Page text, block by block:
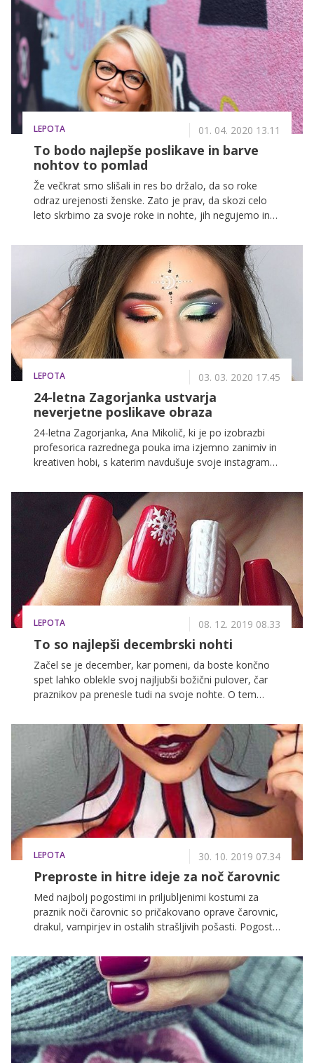
LEPOTA 01. 04. 2020 13.11
To bodo najlepše poslikave in barve
nohtov to pomlad
Že večkrat smo slišali in res bo držalo, da so roke
odraz urejenosti ženske. Zato je prav, da skozi celo
leto skrbimo za svoje roke in nohte, jih negujemo in
in zato se lahko poigramo tudi z barvami na nohtkih,
nenazadnje tudi modni trendi nakazujejo, da je
drznost prisotna ne samo pri oblačilih ampak tudi pri
izbiri barv za nohtke. O tem, kakšni bodo trendi to
pomlad, smo se pogovarjali s strokovnjakinjo za
nohte Saško Fajfar.
LEPOTA 03. 03. 2020 17.45
24-letna Zagorjanka ustvarja
neverjetne poslikave obraza
24-letna Zagorjanka, Ana Mikolič, ki je po izobrazbi
profesorica razrednega pouka ima izjemno zanimiv in
kreativen hobi, s katerim navdušuje svoje instagram
stopničko višje in se začela zabavati s poslikavami
LEPOTA 08. 12. 2019 08.33
To so najlepši decembrski nohti
Začel se je december, kar pomeni, da boste končno
spet lahko oblekle svoj najljubši božični pulover, čar
praznikov pa prenesle tudi na svoje nohte. O tem
lepotne smernice to sezono, smo poklepetali s
strokovnjakinjo za nohte Saško Fajfer, ki nam je
zaupala, da brez klaisčne rdeče tudi letos ne bo šlo!
LEPOTA 30. 10. 2019 07.34
Preproste in hitre ideje za noč čarovnic
Med najbolj pogostimi in priljubljenimi kostumi za
praznik noči čarovnic so pričakovano oprave čarovnic,
drakul, vampirjev in ostalih strašljivih pošasti. Pogosto
trenutku in moramo improvizirati. In v takšnih
situacijah nam na pomoč priskočijo ličila, ki se že
skrivajo v naših kozmetičnih torbicah in s pomočjo
katerih lahko, verjele ali ne, ustvarite super poslikave
obraza!